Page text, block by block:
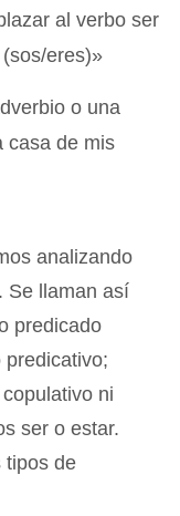
al verbo ser
eres)»
o una
casa de mis
analizando
. Se llaman así
predicado
predicativo;
ni
ser o estar.
tipos de